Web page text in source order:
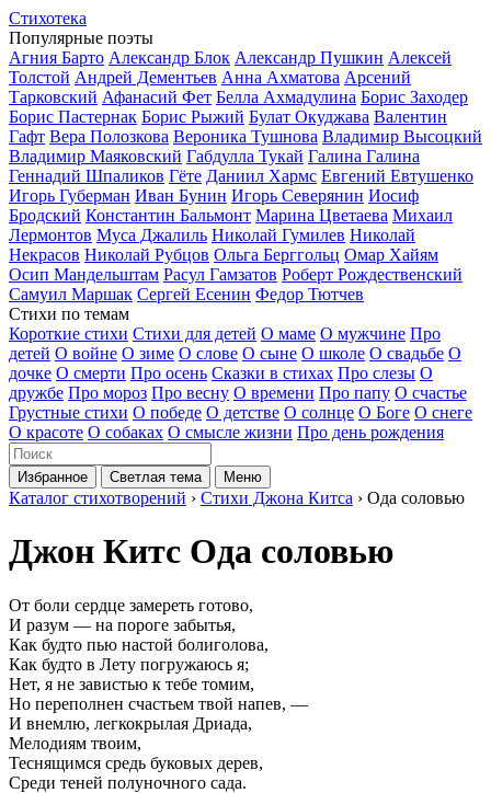
Стихотека
Популярные поэты
Агния Барто Александр Блок Александр Пушкин Алексей
Толстой Андрей Дементьев Анна Ахматова Арсений
Тарковский Афанасий Фет Белла Ахмадулина Борис Заходер
Борис Пастернак Борис Рыжий Булат Окуджава Валентин
Гафт Вера Полозкова Вероника Тушнова Владимир Высоцкий
Владимир Маяковский Габдулла Тукай Галина Галина
Геннадий Шпаликов Гёте Даниил Хармс Евгений Евтушенко
Игорь Губерман Иван Бунин Игорь Северянин Иосиф
Бродский Константин Бальмонт Марина Цветаева Михаил
Лермонтов Муса Джалиль Николай Гумилев Николай
Некрасов Николай Рубцов Ольга Берггольц Омар Хайям
Осип Мандельштам Расул Гамзатов Роберт Рождественский
Самуил Маршак Сергей Есенин Федор Тютчев
Стихи по темам
Короткие стихи Стихи для детей О маме О мужчине Про
детей О войне О зиме О слове О сыне О школе О свадьбе О
дочке О смерти Про осень Сказки в стихах Про слезы О
дружбе Про мороз Про весну О времени Про папу О счастье
Грустные стихи О победе О детстве О солнце О Боге О снеге
О красоте О собаках О смысле жизни Про день рождения
Избранное Светлая тема Меню
Каталог стихотворений › Стихи Джона Китса › Ода соловью
Джон Китс Ода соловью
От боли сердце замереть готово,
И разум — на пороге забытья,
Как будто пью настой болиголова,
Как будто в Лету погружаюсь я;
Нет, я не завистью к тебе томим,
Но переполнен счастьем твой напев, —
И внемлю, легкокрылая Дриада,
Мелодиям твоим,
Теснящимся средь буковых дерев,
Среди теней полуночного сада.